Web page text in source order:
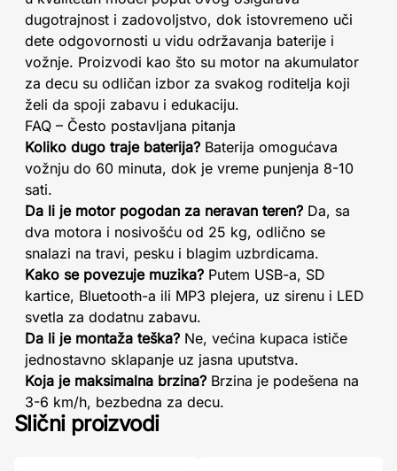
dugotrajnost i zadovoljstvo, dok istovremeno uči
dete odgovornosti u vidu održavanja baterije i
vožnje. Proizvodi kao što su motor na akumulator
za decu su odličan izbor za svakog roditelja koji
želi da spoji zabavu i edukaciju.
FAQ – Često postavljana pitanja
Koliko dugo traje baterija? Baterija omogućava
vožnju do 60 minuta, dok je vreme punjenja 8-10
sati.
Da li je motor pogodan za neravan teren? Da, sa
dva motora i nosivošću od 25 kg, odlično se
snalazi na travi, pesku i blagim uzbrdicama.
Kako se povezuje muzika? Putem USB-a, SD
kartice, Bluetooth-a ili MP3 plejera, uz sirenu i LED
svetla za dodatnu zabavu.
Da li je montaža teška? Ne, većina kupaca ističe
jednostavno sklapanje uz jasna uputstva.
Koja je maksimalna brzina? Brzina je podešena na
3-6 km/h, bezbedna za decu.
Slični proizvodi